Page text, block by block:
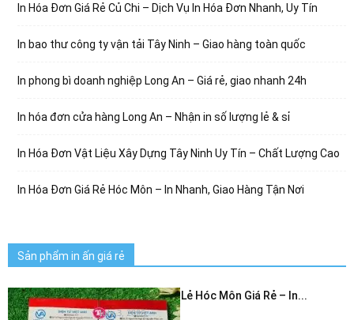
In Hóa Đơn Giá Rẻ Củ Chi – Dịch Vụ In Hóa Đơn Nhanh, Uy Tín
In bao thư công ty vận tải Tây Ninh – Giao hàng toàn quốc
In phong bì doanh nghiệp Long An – Giá rẻ, giao nhanh 24h
In hóa đơn cửa hàng Long An – Nhận in số lượng lẻ & sỉ
In Hóa Đơn Vật Liệu Xây Dựng Tây Ninh Uy Tín – Chất Lượng Cao
In Hóa Đơn Giá Rẻ Hóc Môn – In Nhanh, Giao Hàng Tận Nơi
Sản phẩm in ấn giá rẻ
In Hóa Đơn Bán Lẻ Hóc Môn Giá Rẻ – In...
July 3, 2026